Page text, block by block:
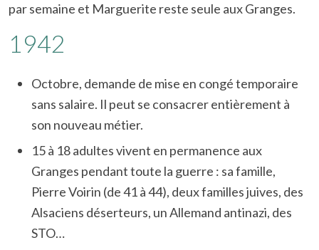
par semaine et Marguerite reste seule aux Granges.
1942
Octobre, demande de mise en congé temporaire
sans salaire. Il peut se consacrer entièrement à
son nouveau métier.
15 à 18 adultes vivent en permanence aux
Granges pendant toute la guerre : sa famille,
Pierre Voirin (de 41 à 44), deux familles juives, des
Alsaciens déserteurs, un Allemand antinazi, des
STO…